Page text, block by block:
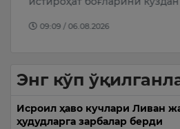
09:09 / 06.08.2026
Энг кўп
Исроил ҳаво кучлари Ливан
ҳудудларга зарбалар берди